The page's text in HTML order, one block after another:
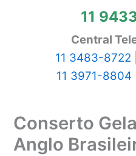
11
Central
11 3483-8722
11 3971-8804
Conserto
Anglo